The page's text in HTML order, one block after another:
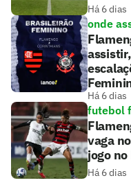
Há 6 dias
onde
Há 6 dias
futebol
vaga
jogo
Há 6 dias